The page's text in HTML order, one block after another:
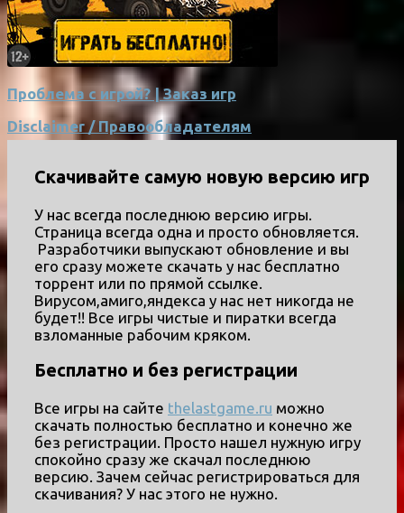
Проблема с игрой? | Заказ игр
Disclaimer / Правообладателям
Скачивайте самую новую версию игр
У нас всегда последнюю версию игры.
Страница всегда одна и просто обновляется.
Разработчики выпускают обновление и вы
его сразу можете скачать у нас бесплатно
торрент или по прямой ссылке.
Вирусом,амиго,яндекса у нас нет никогда не
будет!! Все игры чистые и пиратки всегда
взломанные рабочим кряком.
Бесплатно и без регистрации
Все игры на сайте thelastgame.ru можно
скачать полностью бесплатно и конечно же
без регистрации. Просто нашел нужную игру
спокойно сразу же скачал последнюю
версию. Зачем сейчас регистрироваться для
скачивания? У нас этого не нужно.